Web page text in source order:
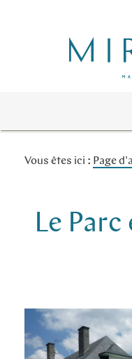
Le
Vous êtes ici : Page
Le